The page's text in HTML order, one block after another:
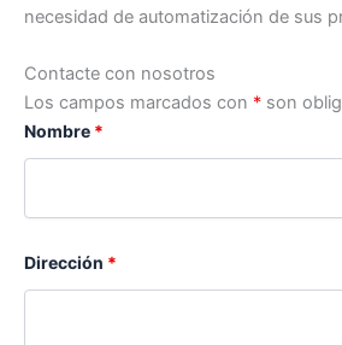
necesidad de automatización de sus
Contacte con nosotros
Los campos marcados con * son
Nombre *
Dirección *